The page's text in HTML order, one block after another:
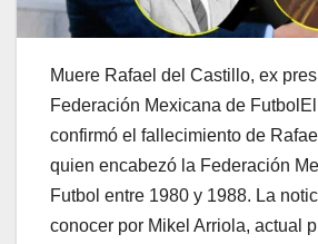
Muere Rafael del Castillo, ex
Federación Mexicana de
confirmó el fallecimiento de
quien encabezó la Federación
Futbol entre 1980 y 1988. La
conocer por Mikel Arriola, actual